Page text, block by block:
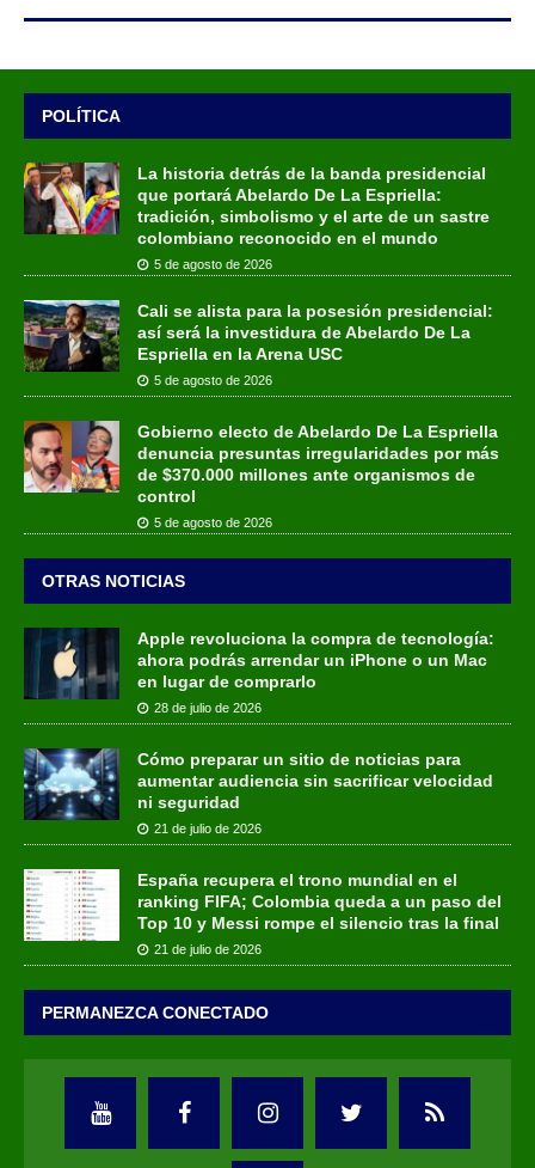
POLÍTICA
La historia detrás de la banda presidencial
que portará Abelardo De La Espriella:
tradición, simbolismo y el arte de un sastre
colombiano reconocido en el mundo
5 de agosto de 2026
Cali se alista para la posesión presidencial:
así será la investidura de Abelardo De La
Espriella en la Arena USC
5 de agosto de 2026
Gobierno electo de Abelardo De La Espriella
denuncia presuntas irregularidades por más
de $370.000 millones ante organismos de
control
5 de agosto de 2026
OTRAS NOTICIAS
Apple revoluciona la compra de tecnología:
ahora podrás arrendar un iPhone o un Mac
en lugar de comprarlo
28 de julio de 2026
Cómo preparar un sitio de noticias para
aumentar audiencia sin sacrificar velocidad
ni seguridad
21 de julio de 2026
España recupera el trono mundial en el
ranking FIFA; Colombia queda a un paso del
Top 10 y Messi rompe el silencio tras la final
21 de julio de 2026
PERMANEZCA CONECTADO